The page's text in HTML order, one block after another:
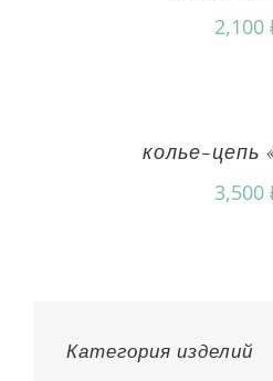
2,100
колье-цепь
3,500
Категория изделий